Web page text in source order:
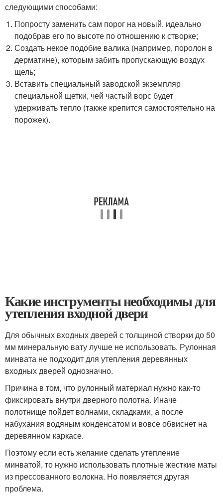
следующими способами:
Попросту заменить сам порог на новый, идеально
подобрав его по высоте по отношению к створке;
Создать некое подобие валика (например, поролон в
дерматине), которым забить пропускающую воздух
щель;
Вставить специальный заводской экземпляр
специальной щетки, чей частый ворс будет
удерживать тепло (также крепится самостоятельно на
порожек).
Какие инструменты необходимы для
утепления входной двери
Для обычных входных дверей с толщиной створки до 50
мм минеральную вату лучше не использовать. Рулонная
минвата не подходит для утепления деревянных
входных дверей однозначно.
Причина в том, что рулонный материал нужно как-то
фиксировать внутри дверного полотна. Иначе
полотнище пойдет волнами, складками, а после
набухания водяным конденсатом и вовсе обвиснет на
деревянном каркасе.
Поэтому если есть желание сделать утепление
минватой, то нужно использовать плотные жесткие маты
из прессованного волокна. Но появляется другая
проблема.